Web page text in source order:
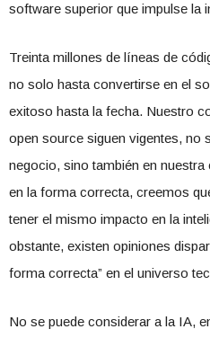
software superior que impulse la
Treinta millones de líneas de
no solo hasta convertirse en el
exitoso hasta la fecha. Nuestro
open source siguen vigentes, no
negocio, sino también en
en la forma correcta, creemos
tener el mismo impacto en la
obstante, existen opiniones
forma correcta” en el universo
No se puede considerar a la IA,